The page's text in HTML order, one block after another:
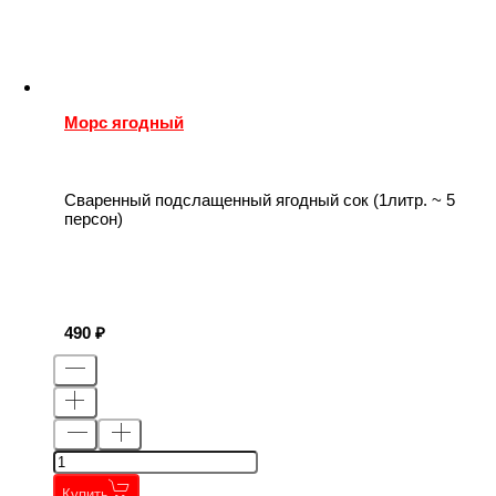
Морс ягодный
Сваренный подслащенный ягодный сок (1литр. ~ 5
персон)
490